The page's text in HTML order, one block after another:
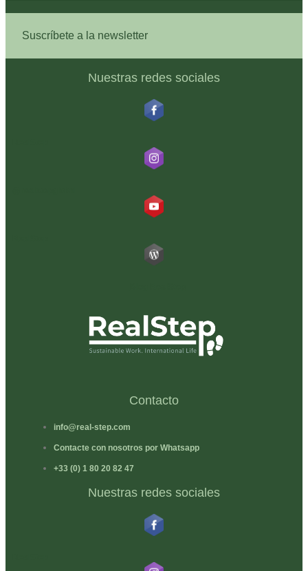
Suscríbete a la newsletter
Nuestras redes sociales
Contacto
info@real-step.com
Contacte con nosotros por Whatsapp
+33 (0) 1 80 20 82 47
Nuestras redes sociales